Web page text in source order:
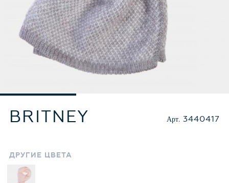
BRITNEY Арт. 3440417
ДРУГИЕ ЦВЕТА